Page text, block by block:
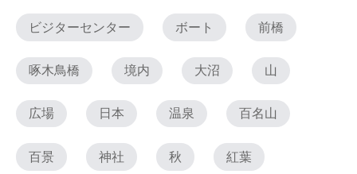
ビジターセンター ボート 前橋
啄木鳥橋 境内 大沼 山
広場 日本 温泉 百名山
百景 神社 秋 紅葉